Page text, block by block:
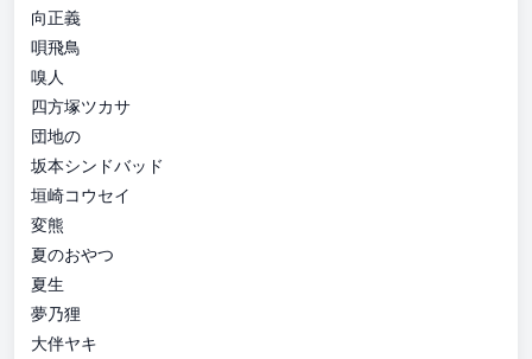
向正義
唄飛鳥
嗅人
四方塚ツカサ
団地の
坂本シンドバッド
垣崎コウセイ
変熊
夏のおやつ
夏生
夢乃狸
大伴ヤキ